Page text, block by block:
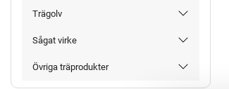
Trägolv
Sågat virke
Övriga träprodukter